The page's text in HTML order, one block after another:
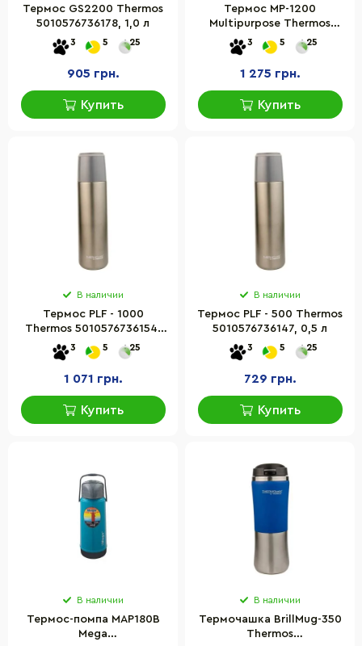
Термос GS2200 Thermos
5010576736178, 1,0 л
3 5 25
905 грн.
Купить
Термос MP-1200
Multipurpose Thermos
5010576137265, 1,2 л
3 5 25
1 275 грн.
Купить
В наличии
Термос PLF - 1000
Thermos 5010576736154,
1.0 л
3 5 25
1 071 грн.
Купить
В наличии
Термос PLF - 500 Thermos
5010576736147, 0,5 л
3 5 25
729 грн.
Купить
В наличии
Термос-помпа МАР180В
Mega
В наличии
Термочашка BrillMug-350
Thermos